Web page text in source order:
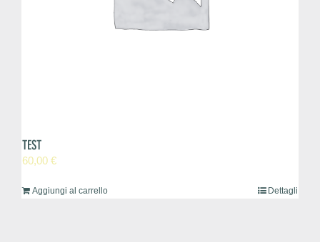
TEST
60,00 €
Aggiungi al carrello Dettagli